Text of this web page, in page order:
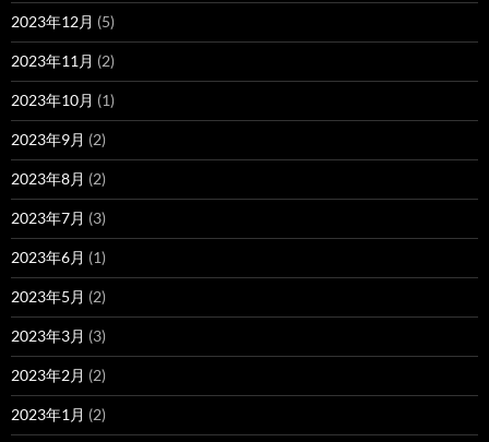
2023年12月 (5)
2023年11月 (2)
2023年10月 (1)
2023年9月 (2)
2023年8月 (2)
2023年7月 (3)
2023年6月 (1)
2023年5月 (2)
2023年3月 (3)
2023年2月 (2)
2023年1月 (2)